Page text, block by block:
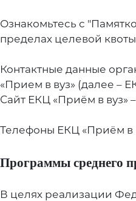
Ознакомьтесь с
пределах целевой
Контактные данные
«Прием в вуз» (далее –
Сайт ЕКЦ «Приём в вуз» –
Телефоны ЕКЦ «Приём в
Программы среднего
В целях реализации